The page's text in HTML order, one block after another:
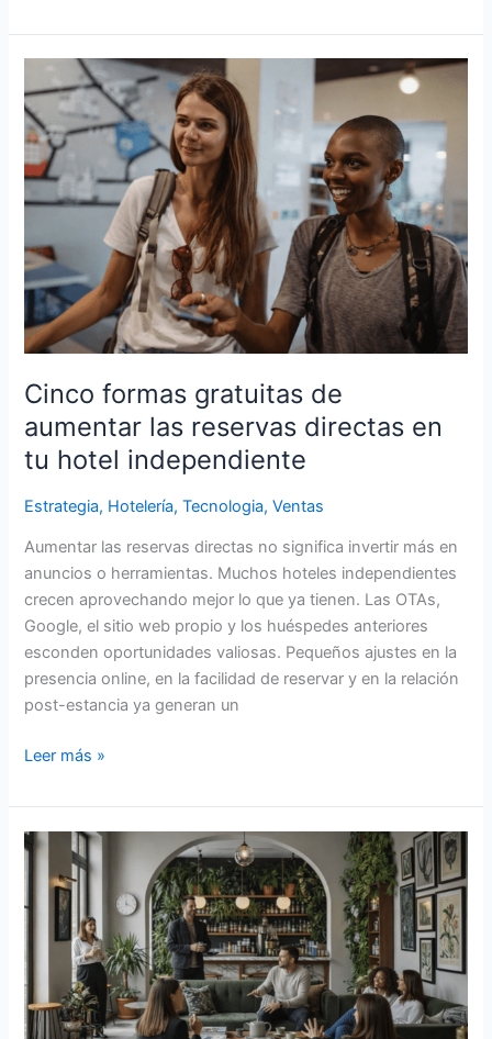
Cinco formas gratuitas de
aumentar las reservas directas en
tu hotel independiente
Estrategia, Hotelería,Tecnologia,Ventas
Aumentar las reservas directas no significa invertir más en
anuncios o herramientas. Muchos hoteles independientes
crecen aprovechando mejor lo que ya tienen. Las OTAs,
Google, el sitio web propio y los huéspedes anteriores
esconden oportunidades valiosas. Pequeños ajustes en la
presencia online, en la facilidad de reservar y en la relación
post-estancia ya generan un
formas
gratuitas
de
aumentar
las
directas
en
tu
hotel
Leer más »
Buyouts:
estrategias
avanzadas
de
pricing
maximización
de